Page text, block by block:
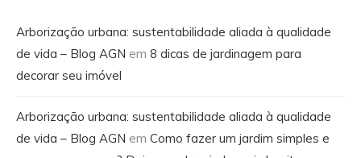
Arborização urbana: sustentabilidade aliada à qualidade
de vida – Blog AGN em 8 dicas de jardinagem para
decorar seu imóvel
Arborização urbana: sustentabilidade aliada à qualidade
de vida – Blog AGN em Como fazer um jardim simples e